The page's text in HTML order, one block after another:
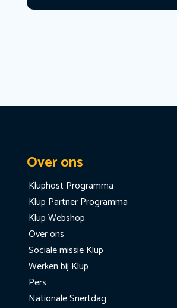
Over ons
Kluphost Programma
Klup Partner Programma
Klup Webshop
Over ons
Sociale missie Klup
Werken bij Klup
Pers
Nationale Snertdag